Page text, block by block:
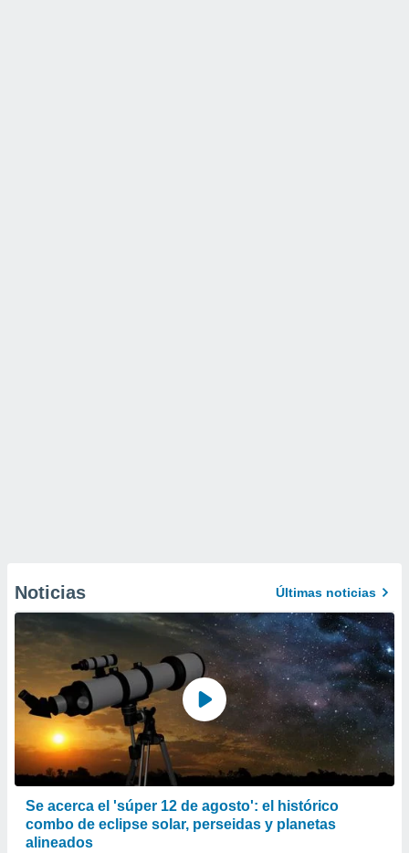
Noticias Últimas noticias
Se acerca el 'súper 12 de agosto': el histórico
combo de eclipse solar, perseidas y planetas
alineados